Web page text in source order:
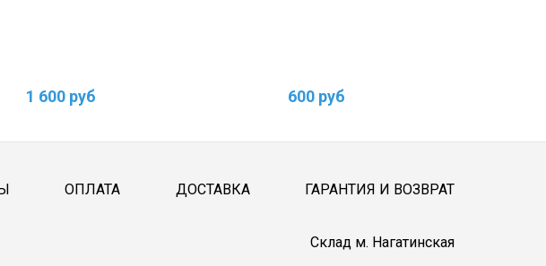
1 600 руб 600 руб
ОПЛАТА ДОСТАВКА ГАРАНТИЯ И ВОЗВРАТ
Cклад м. Нагатинская